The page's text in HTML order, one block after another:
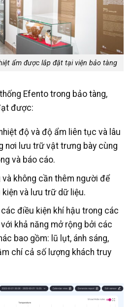
ẩm được lắp đặt tại viện bảo tàng
Efento trong bảo tàng,
được:
độ và độ ẩm liên tục và lâu
nơi lưu trữ vật trưng bày cùng
và báo cáo.
không cần thêm người để
và lưu trữ dữ liệu.
điều kiện khí hậu trong các
khả năng mở rộng bởi các
bao gồm: lũ lụt, ánh sáng,
chí cả số lượng khách truy